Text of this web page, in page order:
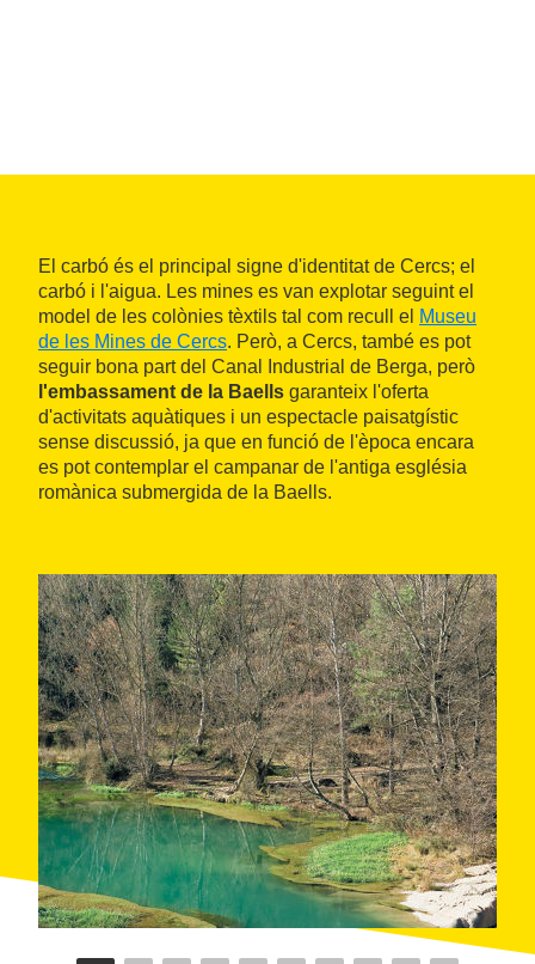
El carbó és el principal signe d'identitat de Cercs; el
carbó i l'aigua. Les mines es van explotar seguint el
model de les colònies tèxtils tal com recull el Museu
de les Mines de Cercs. Però, a Cercs, també es pot
seguir bona part del Canal Industrial de Berga, però
l'embassament de la Baells garanteix l'oferta
d'activitats aquàtiques i un espectacle paisatgístic
sense discussió, ja que en funció de l'època encara
es pot contemplar el campanar de l'antiga església
romànica submergida de la Baells.